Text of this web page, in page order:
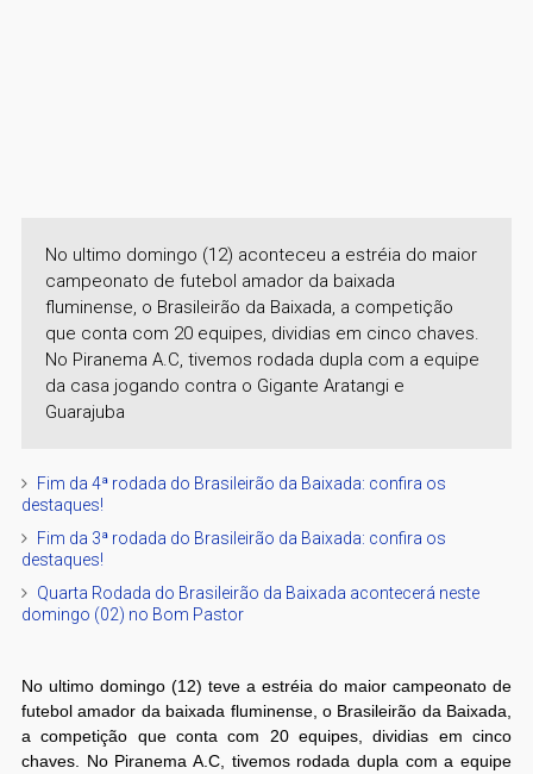
No ultimo domingo (12) aconteceu a estréia do maior
campeonato de futebol amador da baixada
fluminense, o Brasileirão da Baixada, a competição
que conta com 20 equipes, dividias em cinco chaves.
No Piranema A.C, tivemos rodada dupla com a equipe
da casa jogando contra o Gigante Aratangi e
Guarajuba
Fim da 4ª rodada do Brasileirão da Baixada: confira os
destaques!
Fim da 3ª rodada do Brasileirão da Baixada: confira os
destaques!
Quarta Rodada do Brasileirão da Baixada acontecerá neste
domingo (02) no Bom Pastor
No ultimo domingo (12) teve a estréia do maior campeonato de
futebol amador da baixada fluminense, o Brasileirão da Baixada,
a competição que conta com 20 equipes, dividias em cinco
chaves. No Piranema A.C, tivemos rodada dupla com a equipe